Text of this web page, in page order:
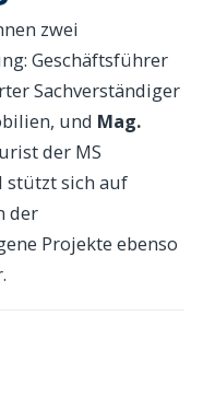
zwei
Geschäftsführer
Sachverständiger
und Mag.
der MS
stützt sich auf
der
Projekte ebenso